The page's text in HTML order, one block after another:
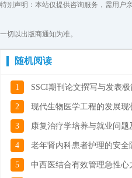
特别声明：本站仅提供咨询服务，需用户
一切以出版商通知为准。
随机阅读
1 SSCI期刊论文撰写与发表极
2 现代生物医学工程的发展现
3 康复治疗学培养与就业问题
4 老年肾内科患者护理的安全
5 中西医结合有效管理急性心